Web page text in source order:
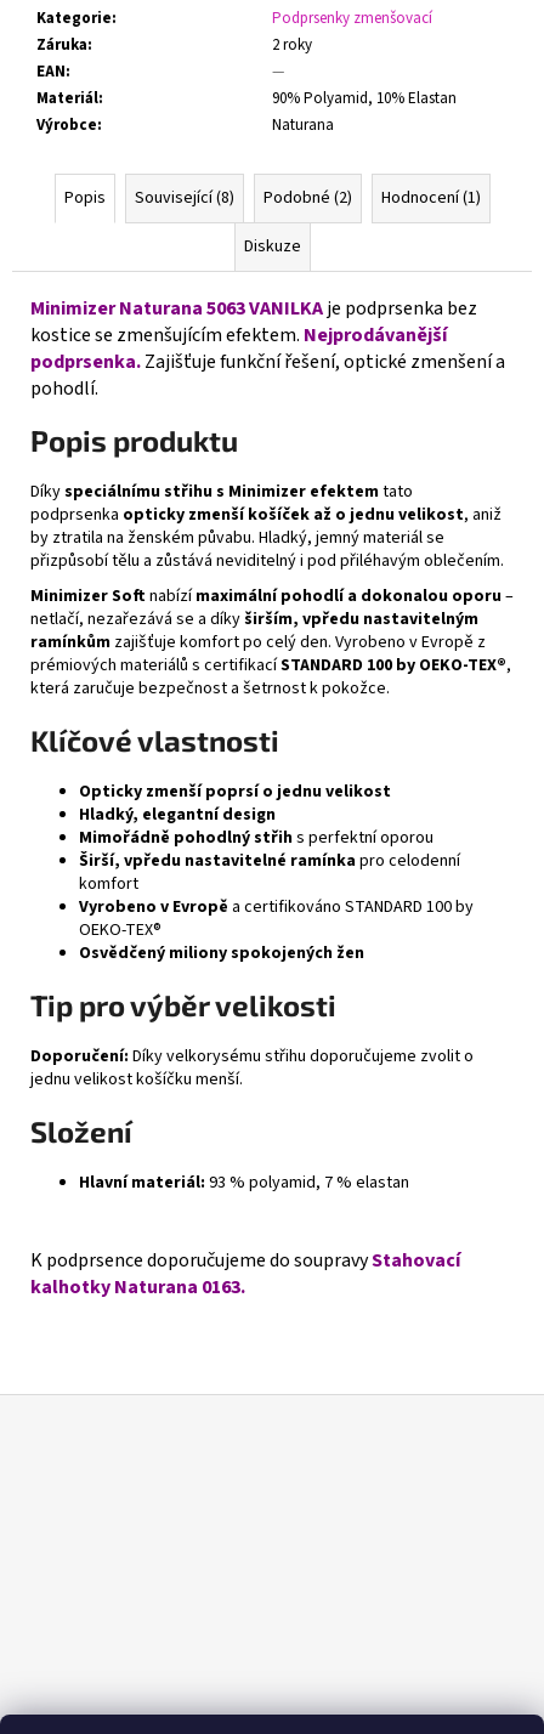
Kategorie:
Podprsenky zmenšovací
Záruka:
2 roky
EAN:
—
Materiál:
90% Polyamid, 10% Elastan
Výrobce: Naturana
Popis Související (8) Podobné (2)
Hodnocení (1)
Diskuze
Minimizer Naturana 5063 VANILKAje podprsenka bez
kostice se zmenšujícím efektem. Nejprodávanější
podprsenka.Zajišťuje funkční řešení, optické zmenšení a
pohodlí.
Popis produktu
Díkyspeciálnímu střihu s Minimizer efektemtato
podprsenka opticky zmenší košíček až o jednu velikost, aniž
by ztratila na ženském půvabu. Hladký, jemný materiál se
přizpůsobí tělu a zůstává neviditelný i pod přiléhavým oblečením.
Minimizer Softnabízí maximální pohodlí a dokonalou oporu–
netlačí, nezařezává se a díkyširším, vpředu nastavitelným
ramínkům zajišťuje komfort po celý den. Vyrobeno v Evropě z
prémiových materiálů s certifikacíSTANDARD 100 by OEKO-TEX®,
která zaručuje bezpečnost a šetrnost k pokožce.
Klíčové vlastnosti
Opticky zmenší poprsí o jednu velikost
Hladký, elegantní design
Mimořádně pohodlný střihs perfektní oporou
Širší, vpředu nastavitelné ramínkapro celodenní
komfort
Vyrobeno v Evropě a certifikováno STANDARD 100 by
OEKO-TEX®
Osvědčený miliony spokojených žen
Tip pro výběr velikosti
Doporučení: Díky velkorysému střihu doporučujeme zvolit o
jednu velikost košíčku menší.
Složení
Hlavní materiál: 93 % polyamid, 7 % elastan
K podprsence doporučujeme do soupravyStahovací
kalhotky Naturana 0163.
100
Kč